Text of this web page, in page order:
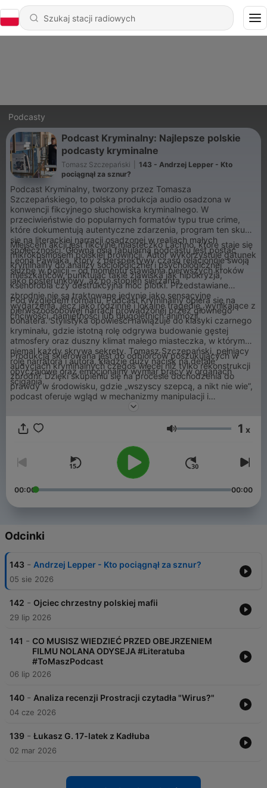
Podcasty
Podcast Kryminalny: Najlepsze polskie
podcasty kryminalne
Tomasz Szczepański
143 - Andrzej Lepper - Kto
pociągnął za sznur?
Podcast Kryminalny, tworzony przez Tomasza
Szczepańskiego, to polska produkcja audio osadzona w
konwencji fikcyjnego słuchowiska kryminalnego. W
przeciwieństwie do popularnych formatów typu true crime,
które dokumentują autentyczne zdarzenia, program ten skupia
się na literackiej narracji osadzonej w realiach małych
społeczności. Główną osią fabularną podcastu jest postać
Leona Pawlaka, który z perspektywy czasu relacjonuje swoją
służbę w policji – od momentu stawiania pierwszych kroków
jako posterunkowy, aż po stopień sierżanta.
Miejscem akcji jest fikcyjne miasteczko Lachno, które staje się
mikrokosmosem polskiej prowincji. Autor wykorzystuje gatunek
kryminalny do analizy socjologicznej i psychologicznej
mieszkańców, punktując takie zjawiska jak hipokryzja,
ksenofobia czy destrukcyjna moc plotki. Przedstawiane
zbrodnie nie są traktowane jedynie jako sensacyjne
wydarzenia, lecz jako rodzinne i lokalne tragedie, wynikające z
chciwości, namiętności lub długoletnich animozji.
Pod względem formatu, Podcast Kryminalny opiera się na
pierwszoosobowej narracji prowadzonej przez głównego
bohatera. Stylistyka opowieści nawiązuje do klasyki czarnego
kryminału, gdzie istotną rolę odgrywa budowanie gęstej
atmosfery oraz duszny klimat małego miasteczka, w którym
niemal każdy skrywa sekrety. Tomasz Szczepański, pełniący
rolę narratora i autora, kładzie duży nacisk na detale
obyczajowe oraz emocjonalny wymiar pracy w organach
ścigania.
Produkcja skierowana jest do odbiorców poszukujących w
audycjach kryminalnych czegoś więcej niż tylko rekonstrukcji
zbrodni. Dzięki skupieniu się na procesie dochodzenia do
prawdy w środowisku, gdzie „wszyscy szepcą, a nikt nie wie”,
podcast oferuje wgląd w mechanizmy manipulacji i
społecznego wykluczenia. Jest to propozycja dla słuchaczy
tajemnicy, w której granica między sprawcą a ofiarą bywa
zatarta przez lokalne układy i wzajemne zaszłości
mieszkańców. Program wyróżnia się na rynku
polskojęzycznych podcastów konsekwentnym budowaniem
własnego świata przedstawionego i skupieniem na psychologii
Głośność 1 x
00:00 00:00
Odcinki
143 - Andrzej Lepper - Kto pociągnął za sznur?
05 sie 2026
142 - Ojciec chrzestny polskiej mafii
29 lip 2026
141 - CO MUSISZ WIEDZIEĆ PRZED OBEJRZENIEM
FILMU NOLANA ODYSEJA #Literatuba
#ToMaszPodcast
06 lip 2026
140 - Analiza recenzji Prostracji czytadła "Wirus?"
04 cze 2026
139 - Łukasz G. 17-latek z Kadłuba
02 mar 2026